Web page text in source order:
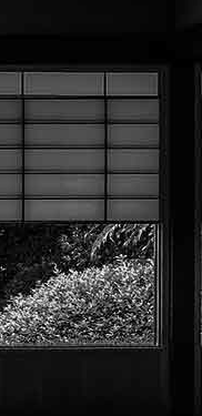
d'Arts